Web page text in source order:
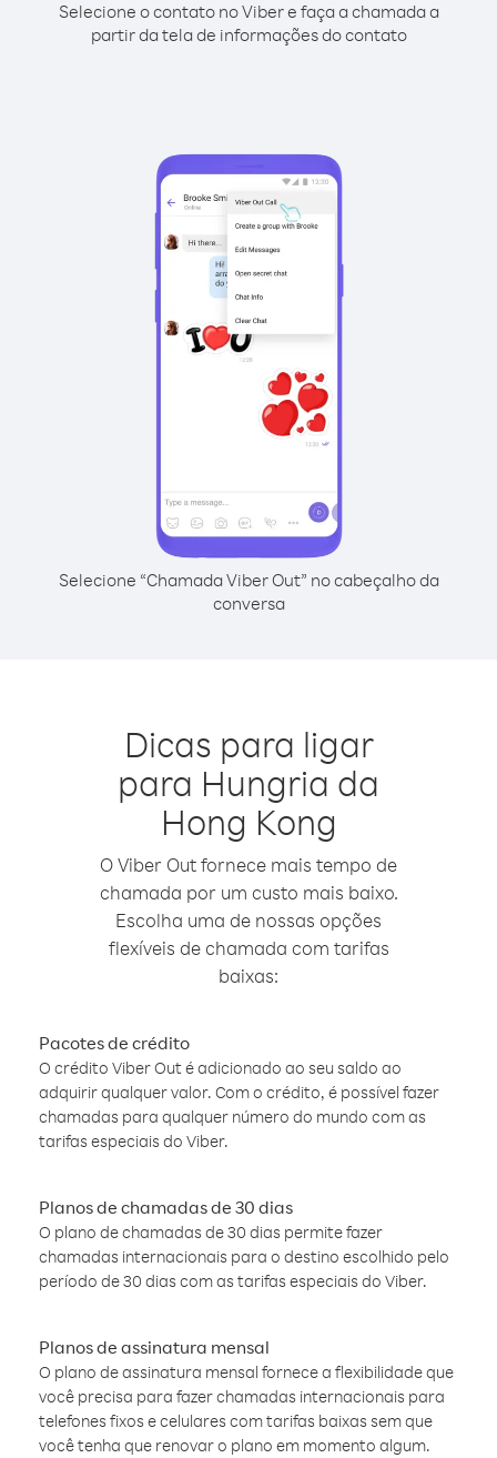
Selecione o contato no Viber e faça a chamada a
partir da tela de informações do contato
Selecione “Chamada Viber Out” no cabeçalho da
conversa
Dicas para ligar
para Hungria da
Hong Kong
O Viber Out fornece mais tempo de
chamada por um custo mais baixo.
Escolha uma de nossas opções
flexíveis de chamada com tarifas
baixas:
Pacotes de crédito
O crédito Viber Out é adicionado ao seu saldo ao
adquirir qualquer valor. Com o crédito, é possível fazer
chamadas para qualquer número do mundo com as
tarifas especiais do Viber.
Planos de chamadas de 30 dias
O plano de chamadas de 30 dias permite fazer
chamadas internacionais para o destino escolhido pelo
período de 30 dias com as tarifas especiais do Viber.
Planos de assinatura mensal
O plano de assinatura mensal fornece a flexibilidade que
você precisa para fazer chamadas internacionais para
telefones fixos e celulares com tarifas baixas sem que
você tenha que renovar o plano em momento algum.